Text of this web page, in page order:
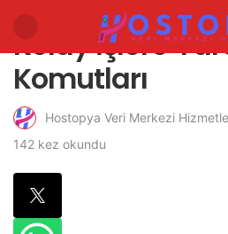
Kolay İşlere
Komutları
Hostopya Veri Merkezi
142 kez okundu